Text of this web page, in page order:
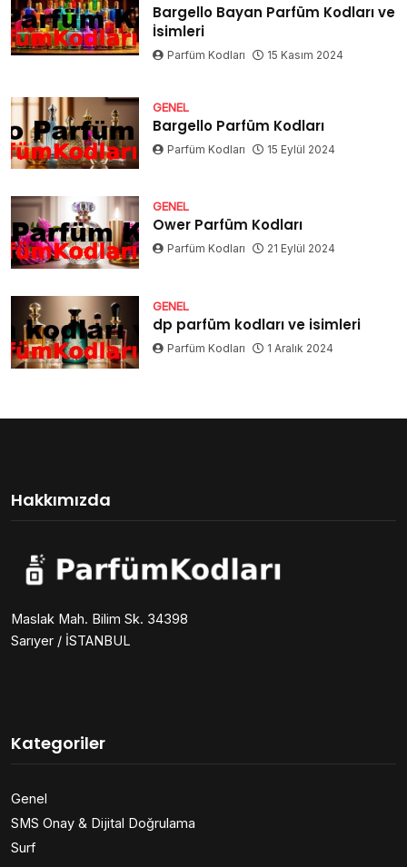
Bargello Bayan Parfüm Kodları ve
İsimleri
Parfüm Kodları 15 Kasım 2024
GENEL
Bargello Parfüm Kodları
Parfüm Kodları 15 Eylül 2024
GENEL
Ower Parfüm Kodları
Parfüm Kodları 21 Eylül 2024
GENEL
dp parfüm kodları ve isimleri
Parfüm Kodları 1 Aralık 2024
Hakkımızda
Maslak Mah. Bilim Sk. 34398
Sarıyer / İSTANBUL
Kategoriler
Genel
SMS Onay & Dijital Doğrulama
Surf